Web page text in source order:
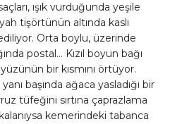
ışık vurduğunda yeşile
tişörtünün altında kaslı
Orta boylu, üzerinde
postal… Kızıl boyun bağı
bir kısmını örtüyor.
başında ağaca yasladığı bir
tüfeğini sırtına çaprazlama
kemerindeki tabanca